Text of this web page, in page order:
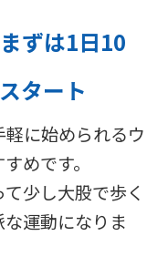
ずは1日10
タート
に始められるウ
めです。
少し大股で歩く
運動になりま